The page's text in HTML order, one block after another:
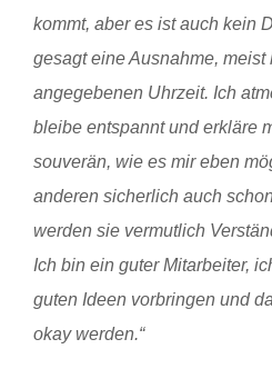
kommt, aber es ist auch kein
gesagt eine Ausnahme, meist
angegebenen Uhrzeit. Ich
bleibe entspannt und erkläre
souverän, wie es mir eben
anderen sicherlich auch
werden sie vermutlich
Ich bin ein guter Mitarbeiter,
guten Ideen vorbringen und
okay werden.“